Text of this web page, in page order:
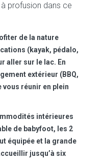
profusion dans ce
de la nature
(kayak, pédalo,
aller sur le lac. En
extérieur (BBQ,
réunir en plein
intérieures
de babyfoot, les 2
équipée et la grande
jusqu’à six